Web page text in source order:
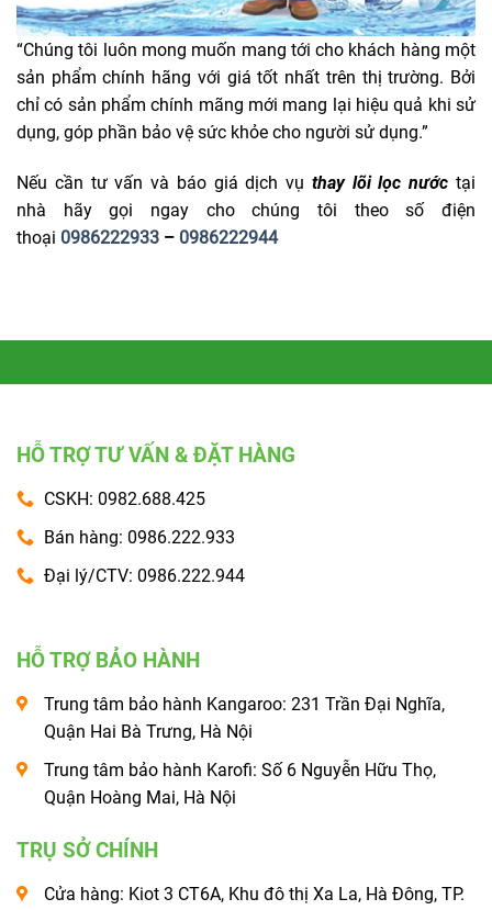
“Chúng tôi luôn mong muốn mang tới cho khách hàng một
sản phẩm chính hãng với giá tốt nhất trên thị trường. Bởi
chỉ có sản phẩm chính mãng mới mang lại hiệu quả khi sử
dụng, góp phần bảo vệ sức khỏe cho người sử dụng.”
Nếu cần tư vấn và báo giá dịch vụ thay lõi lọc nướctại
nhà hãy gọi ngay cho chúng tôi theo số điện
thoại 0986222933 – 0986222944
HỖ TRỢ TƯ VẤN & ĐẶT HÀNG
CSKH: 0982.688.425
Bán hàng: 0986.222.933
Đại lý/CTV: 0986.222.944
HỖ TRỢ BẢO HÀNH
Trung tâm bảo hành Kangaroo: 231 Trần Đại Nghĩa,
Quận Hai Bà Trưng, Hà Nội
Trung tâm bảo hành Karofi: Số 6 Nguyễn Hữu Thọ,
Quận Hoàng Mai, Hà Nội
TRỤ SỞ CHÍNH
Cửa hàng: Kiot 3 CT6A, Khu đô thị Xa La, Hà Đông, TP.